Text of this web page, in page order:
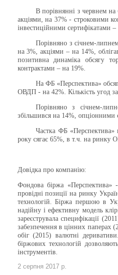
В порівнянні з червнем
акціями, на 37% - строковими
інвестиційними сертифікатами
Порівняно з січнем-
на 3%, акціями – на 14%,
позитивна динаміка обсягу
контрактами – на 19%.
На ФБ «Перспектива»
ОВДП - на 42%. Кількість угод
Порівняно з січнем-
збільшився на 14%, опціонними
Частка ФБ «Перспектива»
року сягає 65%, в т.ч. на ринку
Довідка про компанію:
Фондова біржа «Перспектива»
провідні позиції на ринку
технологій. Біржа першою в
надійну і ефективну модель
зареєструвала специфікації
забезпечення в цінних паперах
обіг (2015) валютні
біржових технологій
інструментів.
2 серпня 2017 р.